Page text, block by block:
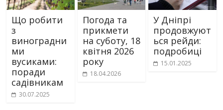
Що робити
з
виноградни
ми
вусиками:
поради
садівникам
30.07.2025
Погода та
прикмети
на суботу, 18
квітня 2026
року
18.04.2026
У Дніпрі
продовжуют
ься рейди:
подробиці
15.01.2025